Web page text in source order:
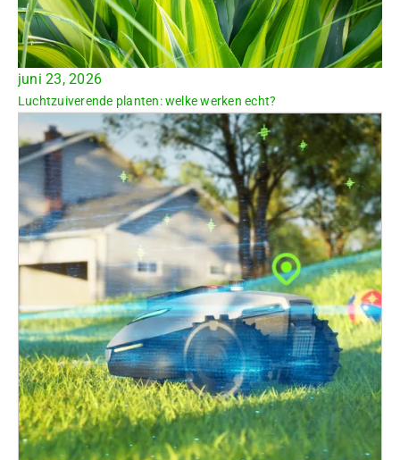
juni 23, 2026
Luchtzuiverende planten: welke werken echt?